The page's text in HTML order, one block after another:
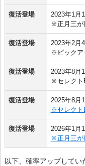
復活登場
2023年1月
※正月三が
復活登場
2023年2月
※ピックア
復活登場
2023年8月
※セレクト
復活登場
2025年8月
※セレクト
復活登場
2026年1月
※正月三が
以下、確率アップしてい